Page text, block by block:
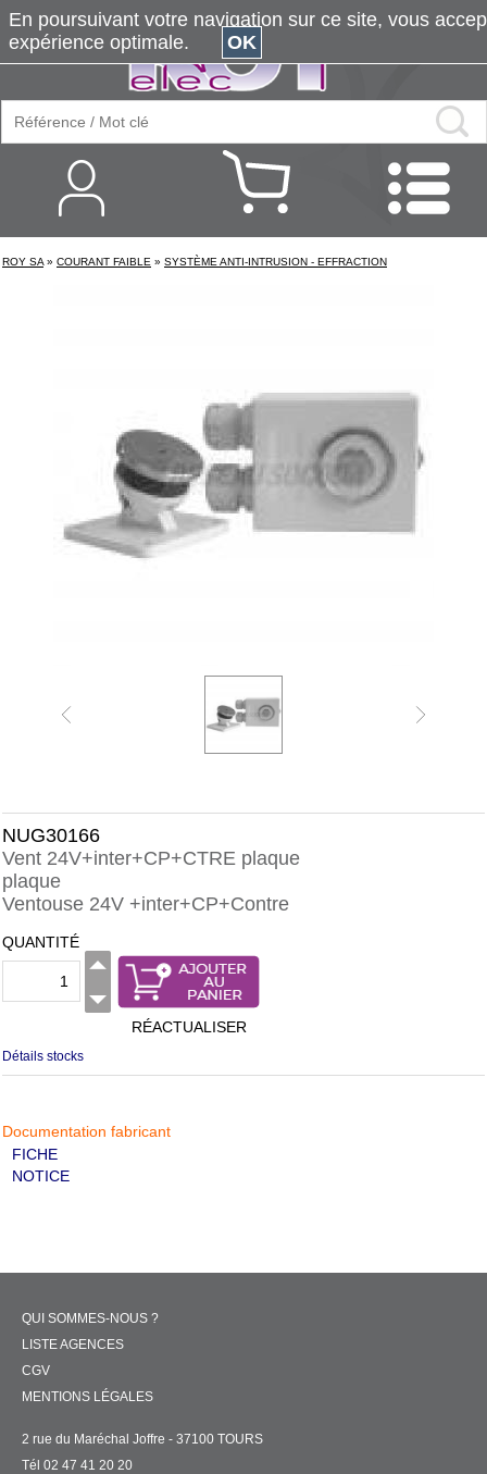
ROY SA » COURANT FAIBLE » SYSTÈME ANTI-INTRUSION - EFFRACTION
NUG30166
Vent 24V+inter+CP+CTRE plaque
plaque
Ventouse 24V +inter+CP+Contre
QUANTITÉ
RÉACTUALISER
Détails stocks
Documentation fabricant
FICHE
NOTICE
QUI SOMMES-NOUS ?
LISTE AGENCES
CGV
MENTIONS LÉGALES
2 rue du Maréchal Joffre - 37100 TOURS
Tél 02 47 41 20 20
En poursuivant votre navigation sur ce site, vous
expérience optimale.
OK